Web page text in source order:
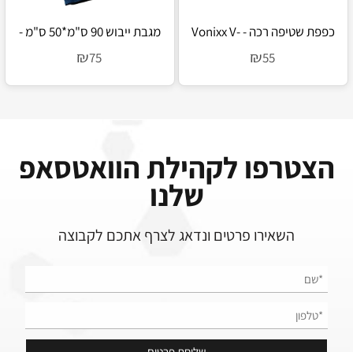
כפפת שטיפה רכה - Vonixx V-
₪55
מגבת ייבוש 90 ס"מ*50 ס"מ -
₪75
הצטרפו לקהילת הוואטסאפ
שלנו
השאירו פרטים ונדאג לצרף אתכם לקבוצה